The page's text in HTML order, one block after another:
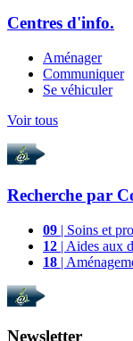
Centres d'info.
Aménager
Communiquer
Se véhiculer
Voir tous
Recherche par
09 | Soins et
12 | Aides aux
18 |
Newsletter